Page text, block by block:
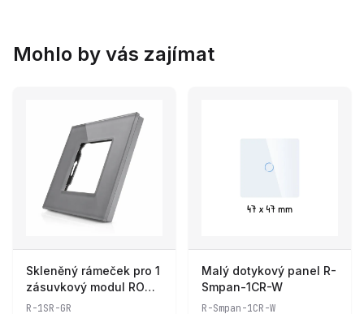
Mohlo by vás zajímat
Skleněný rámeček pro 1
zásuvkový modul ROON
- R-1SR-GR
R-1SR-GR
Malý dotykový panel R-
Smpan-1CR-W
R-Smpan-1CR-W